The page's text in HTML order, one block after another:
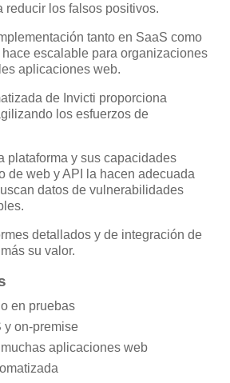
reducir los falsos positivos.
tanto en SaaS como
escalable para organizaciones
aplicaciones web.
de Invicti proporciona
los esfuerzos de
plataforma y sus capacidades
de web y API la hacen adecuada
datos de vulnerabilidades
detallados y de integración de
su valor.
en pruebas
y on-premise
aplicaciones web